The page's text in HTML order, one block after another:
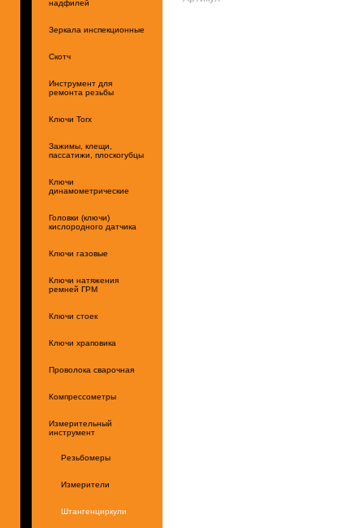
надфилей
Зеркала инспекционные
Скотч
Инструмент для
ремонта резьбы
Ключи Torx
Зажимы, клещи,
пассатижи, плоскогубцы
Ключи
динамометрические
Головки (ключи)
кислородного датчика
Ключи газовые
Ключи натяжения
ремней ГРМ
Ключи стоек
Ключи храповика
Проволока сварочная
Компрессометры
Измерительный
инструмент
Резьбомеры
Измерители
Штангенциркули